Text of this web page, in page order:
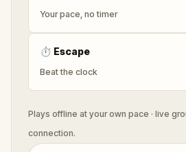
Your pace, no timer
⏱ Escape
Beat the clock
Plays offline at your own pace · live
connection.